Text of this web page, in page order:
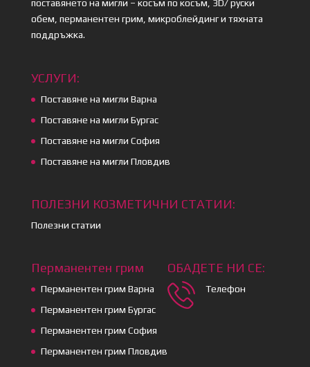
поставянето на мигли – косъм по косъм, 3D/ руски
обем, перманентен грим, микроблейдинг и тяхната
поддръжка.
УСЛУГИ:
Поставяне на мигли Варна
Поставяне на мигли Бургас
Поставяне на мигли София
Поставяне на мигли Пловдив
ПОЛЕЗНИ КОЗМЕТИЧНИ СТАТИИ:
Полезни статии
Перманентен грим
Перманентен грим Варна
Перманентен грим Бургас
Перманентен грим София
Перманентен грим Пловдив
ОБАДЕТЕ НИ СЕ:
Телефон